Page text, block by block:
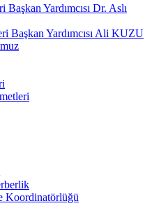
Başkan Yardımcısı Dr. Aslı
Başkan Yardımcısı Ali KUZU
Koordinatörlüğü